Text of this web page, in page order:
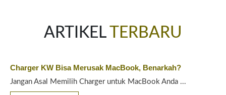
ARTIKELTERBARU
Charger KW Bisa Merusak MacBook, Benarkah?
Jangan Asal Memilih Charger untuk MacBook Anda ...